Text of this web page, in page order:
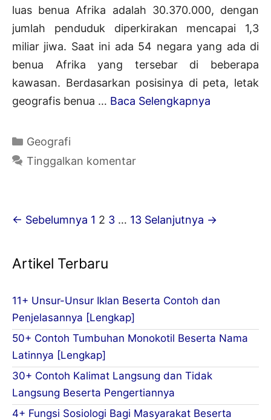
luas benua Afrika adalah 30.370.000, dengan
jumlah penduduk diperkirakan mencapai 1,3
miliar jiwa. Saat ini ada 54 negara yang ada di
benua Afrika yang tersebar di beberapa
kawasan. Berdasarkan posisinya di peta, letak
geografis benua … Baca Selengkapnya
Timur,
Kategori
Geografi
Tinggalkan komentar
Navigasi
← Sebelumnya 1 2 3 … 13 Selanjutnya →
Artikel Terbaru
11+ Unsur-Unsur Iklan Beserta Contoh dan
Penjelasannya [Lengkap]
50+ Contoh Tumbuhan Monokotil Beserta Nama
Latinnya [Lengkap]
30+ Contoh Kalimat Langsung dan Tidak
Langsung Beserta Pengertiannya
4+ Fungsi Sosiologi Bagi Masyarakat Beserta